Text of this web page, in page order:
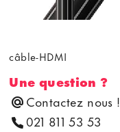
câble-HDMI
Une question ?
Contactez nous !
021 811 53 53